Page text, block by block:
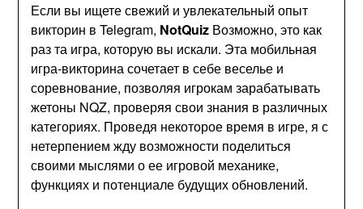
Если вы ищете свежий и увлекательный опыт
викторин в Telegram, NotQuiz Возможно, это как
раз та игра, которую вы искали. Эта мобильная
игра-викторина сочетает в себе веселье и
соревнование, позволяя игрокам зарабатывать
жетоны NQZ, проверяя свои знания в различных
категориях. Проведя некоторое время в игре, я с
нетерпением жду возможности поделиться
своими мыслями о ее игровой механике,
функциях и потенциале будущих обновлений.